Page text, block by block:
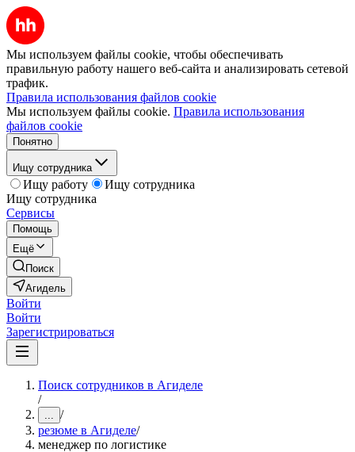
Мы используем файлы cookie, чтобы обеспечивать
правильную работу нашего веб-сайта и анализировать сетевой
трафик.
Правила использования файлов cookie
Мы используем файлы cookie. Правила использования
файлов cookie
Понятно
Ищу сотрудника
Ищу работу
Ищу сотрудника
Ищу сотрудника
Сервисы
Помощь
Ещё
Поиск
Агидель
Войти
Войти
Зарегистрироваться
Поиск сотрудников в Агиделе
/
... /
резюме в Агиделе/
менеджер по логистике